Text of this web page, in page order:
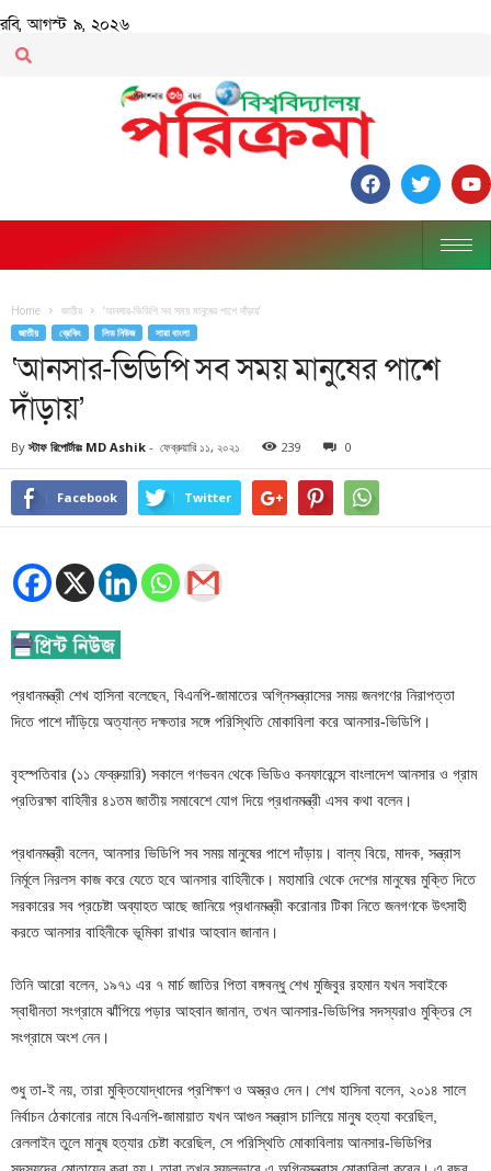
রবি, আগস্ট ৯, ২০২৬
Home জাতীয় ‘আনসার-ভিডিপি সব সময় মানুষের পাশে দাঁড়ায়’
জাতীয় ব্রেকিং লিড নিউজ সারা বাংলা
‘আনসার-ভিডিপি সব সময় মানুষের পাশে
দাঁড়ায়’
By স্টাফ রিপোর্টারঃ MD Ashik - ফেব্রুয়ারি ১১, ২০২১ 239 0
Facebook Twitter
প্রধানমন্ত্রী শেখ হাসিনা বলেছেন, বিএনপি-জামাতের অগ্নিসন্ত্রাসের সময় জনগণের নিরাপত্তা
দিতে পাশে দাঁড়িয়ে অত্যান্ত দক্ষতার সঙ্গে পরিস্থিতি মোকাবিলা করে আনসার-ভিডিপি।
বৃহস্পতিবার (১১ ফেব্রুয়ারি) সকালে গণভবন থেকে ভিডিও কনফারেন্সে বাংলাদেশ আনসার ও গ্রাম
প্রতিরক্ষা বাহিনীর ৪১তম জাতীয় সমাবেশে যোগ দিয়ে প্রধানমন্ত্রী এসব কথা বলেন।
প্রধানমন্ত্রী বলেন, আনসার ভিডিপি সব সময় মানুষের পাশে দাঁড়ায়। বাল্য বিয়ে, মাদক, সন্ত্রাস
নির্মূলে নিরলস কাজ করে যেতে হবে আনসার বাহিনীকে। মহামারি থেকে দেশের মানুষের মুক্তি দিতে
সরকারের সব প্রচেষ্টা অব্যাহত আছে জানিয়ে প্রধানমন্ত্রী করোনার টিকা নিতে জনগণকে উৎসাহী
করতে আনসার বাহিনীকে ভূমিকা রাখার আহবান জানান।
তিনি আরো বলেন, ১৯৭১ এর ৭ মার্চ জাতির পিতা বঙ্গবন্ধু শেখ মুজিবুর রহমান যখন সবাইকে
স্বাধীনতা সংগ্রামে ঝাঁপিয়ে পড়ার আহবান জানান, তখন আনসার-ভিডিপির সদস্যরাও মুক্তির সে
সংগ্রামে অংশ নেন।
শুধু তা-ই নয়, তারা মুক্তিযোদ্ধাদের প্রশিক্ষণ ও অস্ত্রও দেন। শেখ হাসিনা বলেন, ২০১৪ সালে
নির্বাচন ঠেকানোর নামে বিএনপি-জামায়াত যখন আগুন সন্ত্রাস চালিয়ে মানুষ হত্যা করেছিল,
রেললাইন তুলে মানুষ হত্যার চেষ্টা করেছিল, সে পরিস্থিতি মোকাবিলায় আনসার-ভিডিপির